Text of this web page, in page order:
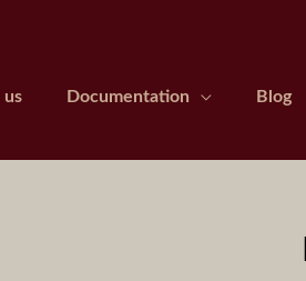
us Documentation Blog